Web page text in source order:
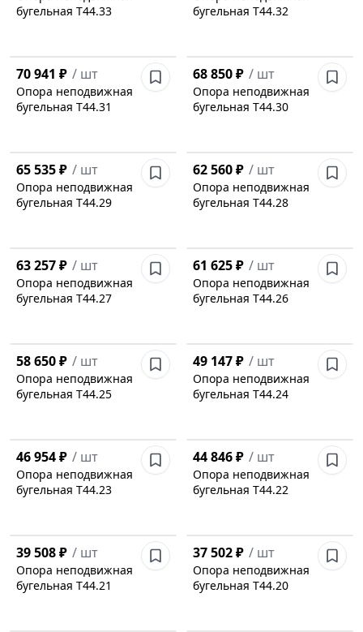
бугельная Т44.33
бугельная Т44.32
70 941 ₽ / шт
Опора неподвижная
бугельная Т44.31
68 850 ₽ / шт
Опора неподвижная
бугельная Т44.30
65 535 ₽ / шт
Опора неподвижная
бугельная Т44.29
62 560 ₽ / шт
Опора неподвижная
бугельная Т44.28
63 257 ₽ / шт
Опора неподвижная
бугельная Т44.27
61 625 ₽ / шт
Опора неподвижная
бугельная Т44.26
58 650 ₽ / шт
Опора неподвижная
бугельная Т44.25
49 147 ₽ / шт
Опора неподвижная
бугельная Т44.24
46 954 ₽ / шт
Опора неподвижная
бугельная Т44.23
44 846 ₽ / шт
Опора неподвижная
бугельная Т44.22
39 508 ₽ / шт
Опора неподвижная
бугельная Т44.21
37 502 ₽ / шт
Опора неподвижная
бугельная Т44.20